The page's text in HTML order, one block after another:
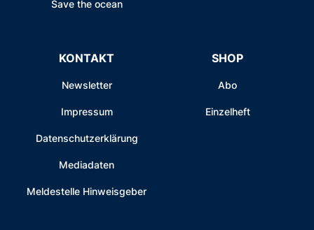
Save the ocean
KONTAKT
Newsletter
Impressum
Datenschutzerklärung
Mediadaten
Meldestelle Hinweisgeber
SHOP
Abo
Einzelheft